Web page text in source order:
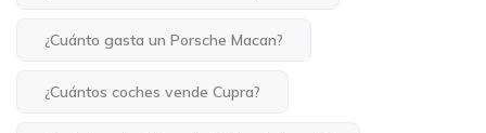
¿Cuánto gasta un Porsche Macan?
¿Cuántos coches vende Cupra?